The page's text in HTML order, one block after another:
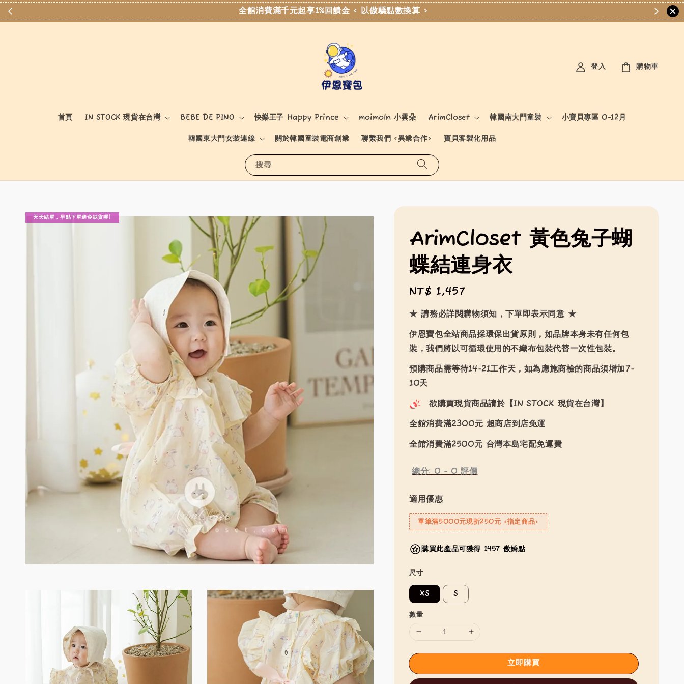
全館消費滿千元起享1%回饋金 < 以傲驕點數換算 >
搜尋
首頁 IN STOCK 現貨在台灣 BEBE DE PINO 快樂王子 Happy Prince moimoln 小雲朵 ArimCloset 韓國南大門童裝 小寶貝專區 0-12月
韓國東大門女裝連線 關於韓國童裝電商創業 聯繫我們 <異業合作> 寶貝客製化用品
登入 購物車
天天結單，早點下單避免缺貨喔!
ArimCloset 黃色兔子蝴
蝶結連身衣
Regular
price
NT$ 1,457
★ 請務必詳閱購物須知，下單即表示同意 ★
伊恩寶包全站商品採環保出貨原則，如品牌本身未有任何包
裝，我們將以可循環使用的不織布包裝代替一次性包裝。
預購商品需等待14-21工作天，如為應施商檢的商品須增加7-
10天
欲購買現貨商品請於【IN STOCK 現貨在台灣】
全館消費滿2300元 超商店到店免運
全館消費滿2500元 台灣本島宅配免運費
總分: 0 - 0 評價
適用優惠
單筆滿5000元現折250元 <指定商品>
購買此產品可獲得 1457 傲嬌點
尺寸
XS S
數量
立即購買